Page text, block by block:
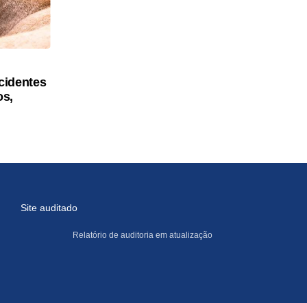
Site auditado
Relatório de auditoria em atualização